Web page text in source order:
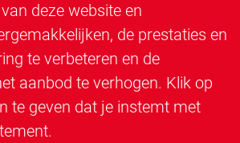
deze website en
de prestaties en
te verbeteren en de
aanbod te verhogen. Klik op
te geven dat je instemt met
.